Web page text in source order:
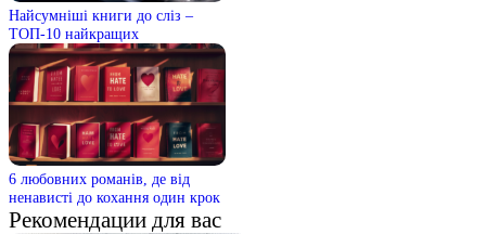
Найсумніші книги до сліз –
ТОП-10 найкращих
6 любовних романів, де від
ненависті до кохання один крок
Рекомендации для вас